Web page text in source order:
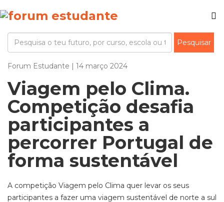
Forum Estudante | 14 março 2024
Viagem pelo Clima.
Competição desafia
participantes a
percorrer Portugal de
forma sustentável
A competição Viagem pelo Clima quer levar os seus
participantes a fazer uma viagem sustentável de norte a sul